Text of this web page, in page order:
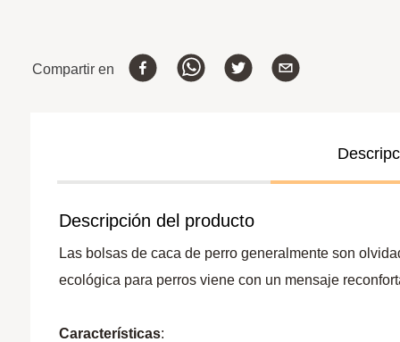
Compartir en
Descripción del producto
Las bolsas de caca de perro generalmente son
ecológica para perros viene con un mensaje
Características: